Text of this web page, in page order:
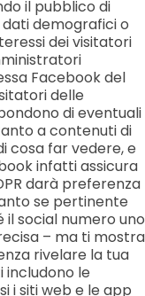
il pubblico di
demografici o
dei visitatori
Facebook del
delle
di eventuali
a contenuti di
cosa far vedere, e
infatti assicura
darà preferenza
se pertinente
il social numero uno
– ma ti mostra
rivelare la tua
includono le
i siti web e le app